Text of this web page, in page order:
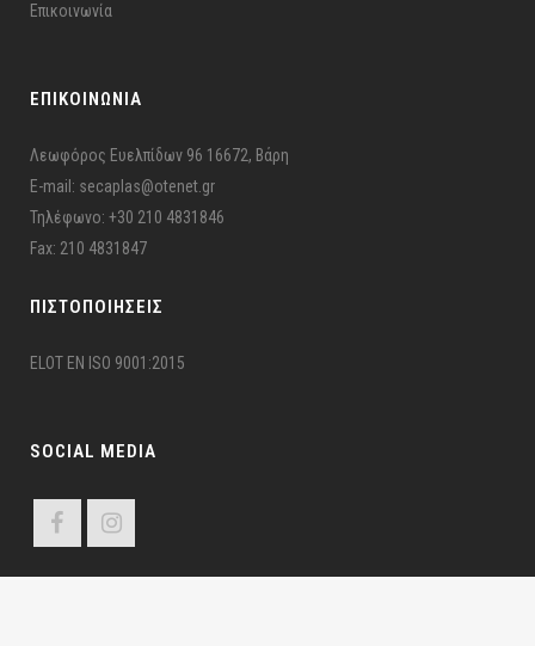
Επικοινωνία
ΕΠΙΚΟΙΝΩΝΙΑ
Λεωφόρος Ευελπίδων 96 16672, Βάρη
E-mail: secaplas@otenet.gr
Τηλέφωνο: +30 210 4831846
Fax: 210 4831847
ΠΙΣΤΟΠΟΙΉΣΕΙΣ
ELOT EN ISO 9001:2015
SOCIAL MEDIA